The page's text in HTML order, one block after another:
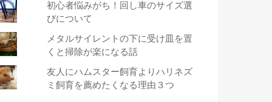
初心者悩みがち！回し車のサイズ選
びについて
メタルサイレントの下に受け皿を置
くと掃除が楽になる話
友人にハムスター飼育よりハリネズ
ミ飼育を薦めたくなる理由３つ